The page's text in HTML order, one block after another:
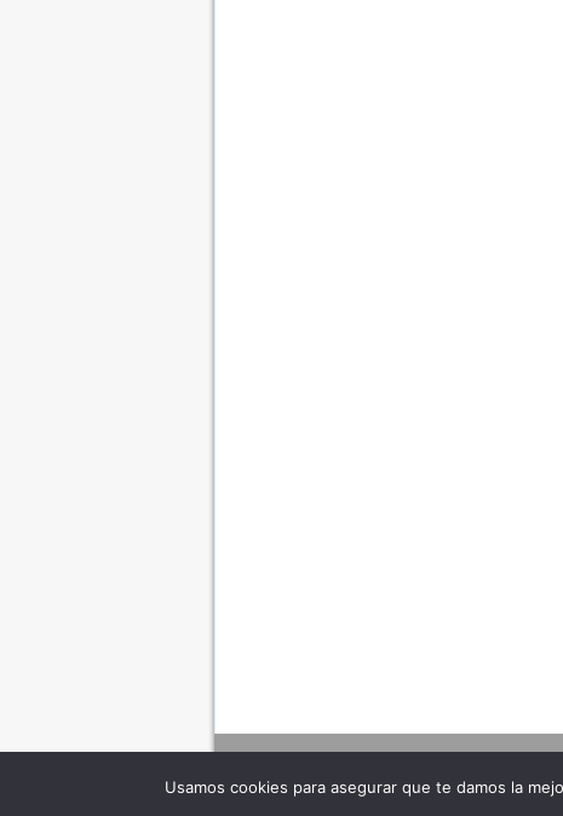
Usamos cookies para asegurar que te damos la